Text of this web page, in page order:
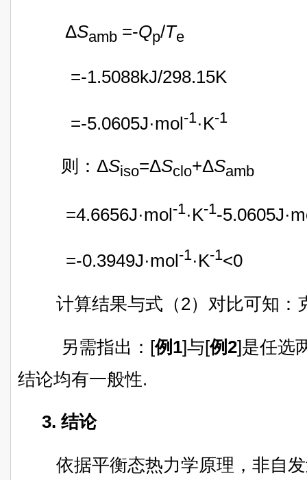
ΔSamb =-Qp/Te
=-1.5088kJ/298.15K
=-5.0605J·mol-1·K-1
则：ΔSiso=ΔSclo+ΔSamb
=4.6656J·mol-1·K-1-
=-0.3949J·mol-1·K-1<0
计算结果与式（2）对比可知：
另需指出：[例1]与[例2]是任选
结论均有一般性.
3. 结论
依据平衡态热力学原理，非自发